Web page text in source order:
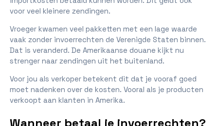
voor veel kleinere zendingen.
Vroeger kwamen veel pakketten met een lage waarde
vaak zonder invoerrechten de Verenigde Staten binnen.
Dat is veranderd. De Amerikaanse douane kijkt nu
strenger naar zendingen uit het buitenland.
Voor jou als verkoper betekent dit dat je vooraf goed
moet nadenken over de kosten. Vooral als je producten
verkoopt aan klanten in Amerika.
Wanneer betaal je invoerrechten?